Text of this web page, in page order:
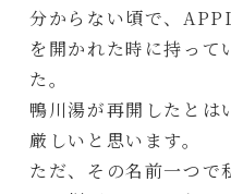
分からない頃で、
を開かれた時に持って
た。
鴨川湯が再開したとは
厳しいと思います。
ただ、その名前一つで